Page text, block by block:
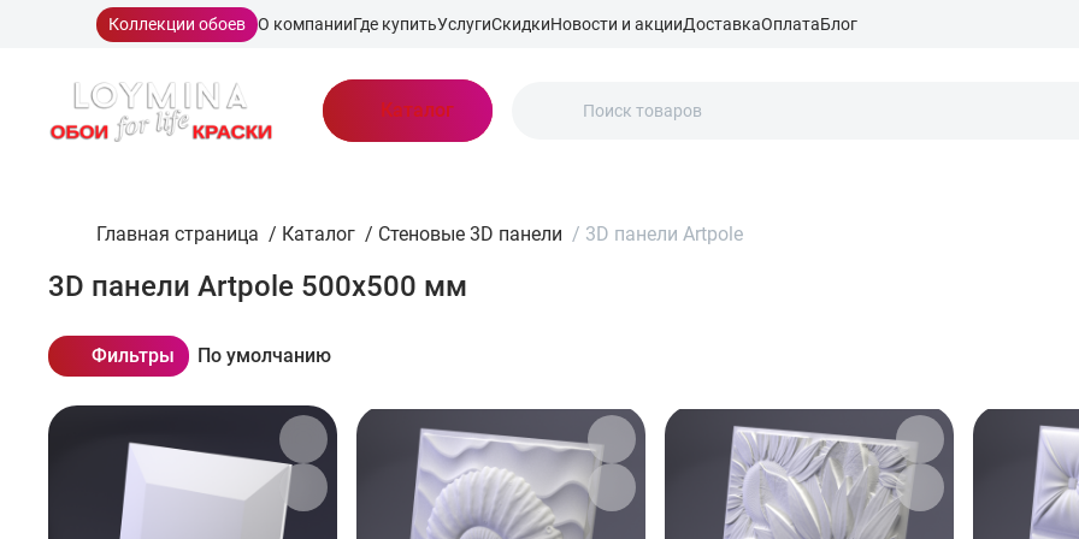
Коллекции обоев О компанииГде купитьУслугиСкидкиНовости и акцииДоставкаОплатаБлог
Каталог
Главная страница / Каталог / Стеновые 3D панели / 3D панели Artpole
3D панели Artpole 500x500 мм
Фильтры По умолчанию